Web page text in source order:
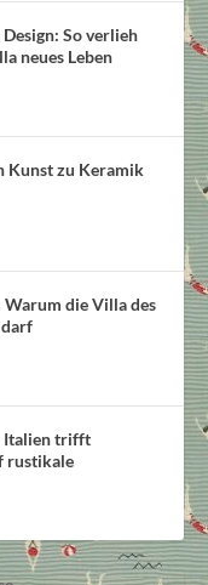
So verlieh
neues Leben
Kunst zu Keramik
die Villa des
darf
Italien trifft
rustikale